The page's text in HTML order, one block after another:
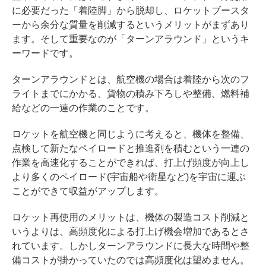
に必要だった「着陸脚」から脱却し、ロケットブースタ
ーから余分な質量を削減するというメリットがまずあり
ます。そして重要なのが「ターンアラウンド」というキ
ーワードです。
ターンアラウンドとは、航空機の場合は着陸から次のフ
ライトまでにかかる、貨物の積み下ろしや整備、燃料補
給などの一連の作業のことです。
ロケットを航空機と同じように考えると、機体を整備、
点検して新たなペイロードと推進剤を積むという一連の
作業を高速化することができれば、打上げ頻度が向上し
より多くのペイロード(宇宙船や衛星など)を宇宙に運ぶ
ことができて収益がアップします。
ロケット再使用のメリットは、機体の製造コスト削減と
いうよりは、高頻度化による打上げ機会増加であるとさ
れています。しかしターンアラウンドに長大な時間や整
備コストが掛かっていたのでは高頻度化は望めません。